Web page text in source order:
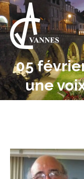
05
une